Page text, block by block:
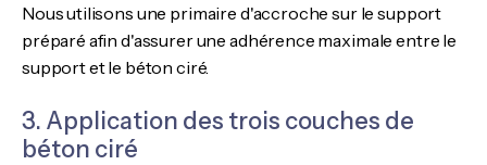
Nous utilisons une primaire d'accroche sur le support
préparé afin d'assurer une adhérence maximale entre le
support et le béton ciré.
3. Application des trois couches de
béton ciré